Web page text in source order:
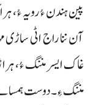
پین ہندن ءُ رویہ ءُ،
آن ننا راج اٹی ساڑی
غاک ایسر مننگ ءُ،
مننگ ءِ۔ دوست